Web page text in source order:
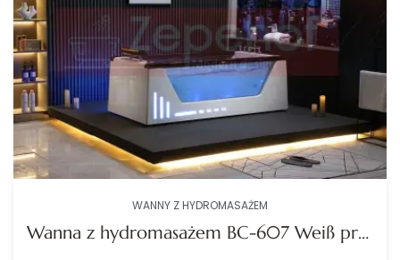
WANNY Z HYDROMASAŻEM
Wanna z hydromasażem BC-607 Weiß prostokątna 174cmx88cmx61cm +Ambiente z podgrzewaczem+pilot